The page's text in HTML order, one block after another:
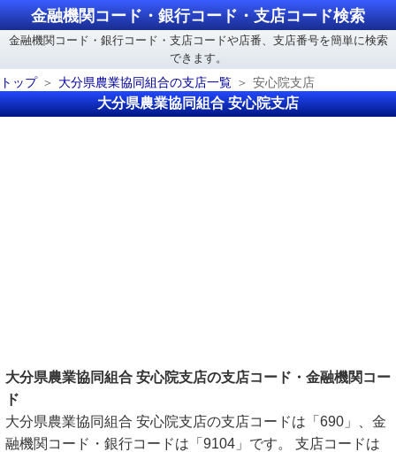
金融機関コード・銀行コード・支店コード検索
金融機関コード・銀行コード・支店コードや店番、支店番号を簡単に検索
できます。
トップ
大分県農業協同組合の支店一覧 安心院支店
大分県農業協同組合 安心院支店
大分県農業協同組合 安心院支店の支店コード・金融機関コー
ド
大分県農業協同組合 安心院支店の支店コードは「690」、金
融機関コード・銀行コードは「9104」です。 支店コードは